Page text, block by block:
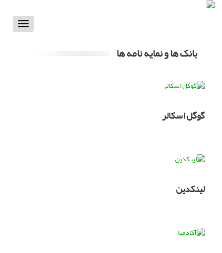
Toggle
بانک ها و نمایه نامه ها
گوگل اسکالر
لینکدین